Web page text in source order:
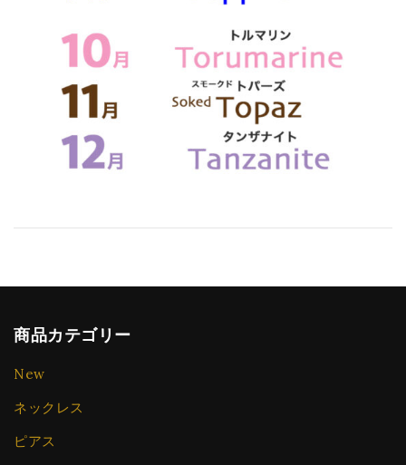
商品カテゴリー
New
ネックレス
ピアス